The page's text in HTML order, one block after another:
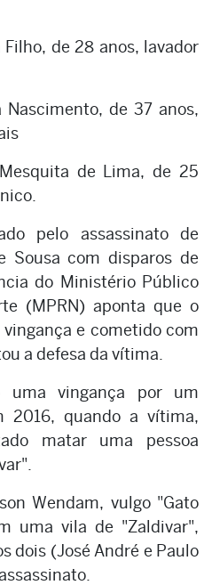
de 28 anos, lavador
de 37 anos,
de Lima, de 25
pelo assassinato de
Sousa com disparos de
do Ministério Público
(MPRN) aponta que o
e cometido com
a defesa da vítima.
vingança por um
2016, quando a vítima,
matar uma pessoa
Wendam, vulgo "Gato
uma vila de "Zaldivar",
dois (José André e Paulo